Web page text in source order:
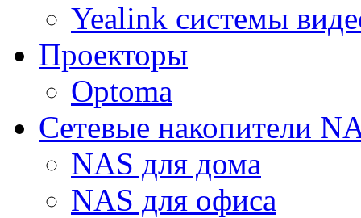
Yealink системы
Проекторы
Optoma
Сетевые накопители
NAS для дома
NAS для офиса